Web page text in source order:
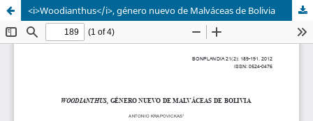
<i>Woodianthus</i>, género nuevo de Malváceas de Bolivia